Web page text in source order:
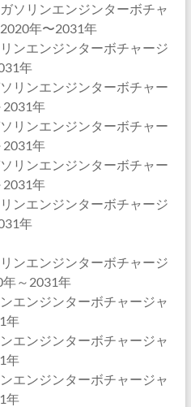
リンエンジンターボチャ
年〜2031年
エンジンターボチャージ
年
ンエンジンターボチャー
2031年
ンエンジンターボチャー
2031年
ンエンジンターボチャー
2031年
エンジンターボチャージ
年
エンジンターボチャージ
～2031年
ンジンターボチャージャ
年
ンジンターボチャージャ
年
ンジンターボチャージャ
年